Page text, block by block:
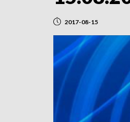
2017-08-15